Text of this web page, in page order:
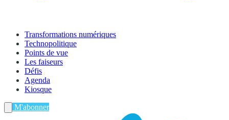
Transformations numériques
Technopolitique
Points de vue
Les faiseurs
Défis
Agenda
Kiosque
M'abonner